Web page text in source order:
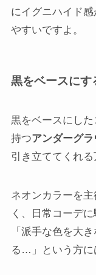
にイグニハイド
やすいですよ。
黒をベースにす
黒をベースにし
持つアンダーグ
引き立ててくれる
ネオンカラーを
く、日常コーデ
「派手な色を大
る…」という方に